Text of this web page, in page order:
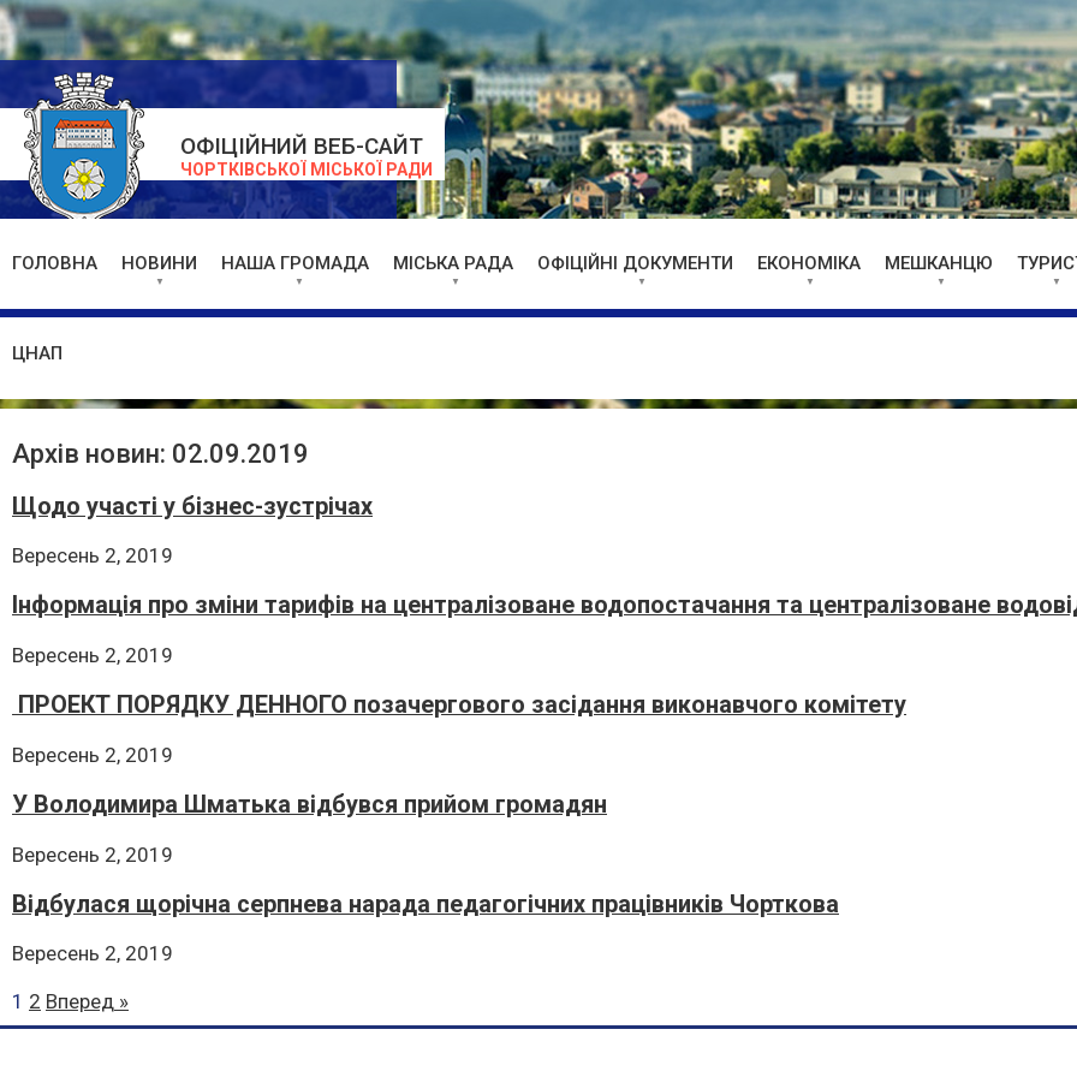
ОФІЦІЙНИЙ ВЕБ-САЙТ
ЧОРТКІВСЬКОЇ МІСЬКОЇ РАДИ
ГОЛОВНА НОВИНИ НАША ГРОМАДА МІСЬКА РАДА ОФІЦІЙНІ ДОКУМЕНТИ ЕКОНОМІКА МЕШКАНЦЮ
ЦНАП
Архів новин: 02.09.2019
Щодо участі у бізнес-зустрічах
Вересень 2, 2019
Інформація про зміни тарифів на централізоване водопостачання та централізоване
Вересень 2, 2019
ПРОЕКТ ПОРЯДКУ ДЕННОГО позачергового засідання виконавчого комітету
Вересень 2, 2019
У Володимира Шматька відбувся прийом громадян
Вересень 2, 2019
Відбулася щорічна серпнева нарада педагогічних працівників Чорткова
Вересень 2, 2019
1 2 Вперед »